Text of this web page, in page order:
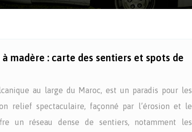
à madère : carte des sentiers et spots de
au large du Maroc, est un paradis pour les
relief spectaculaire, façonné par l’érosion et le
un réseau dense de sentiers, notamment les